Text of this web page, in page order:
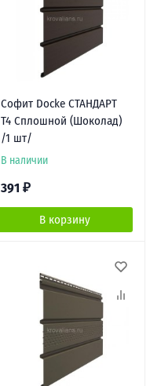
Софит Docke СТАНДАРТ
Т4 Сплошной (Шоколад)
/1 шт/
В наличии
391 ₽
В корзину